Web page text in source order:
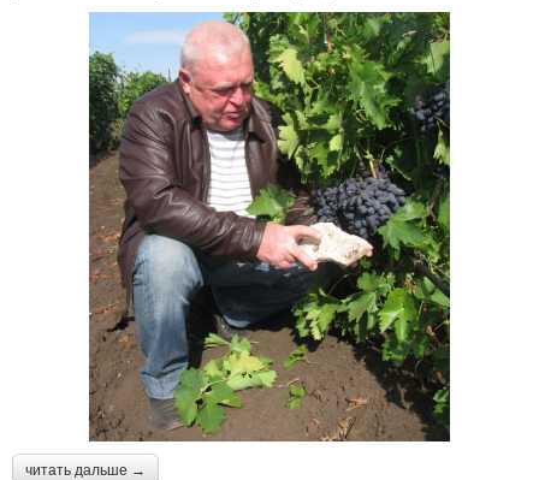
читать дальше →